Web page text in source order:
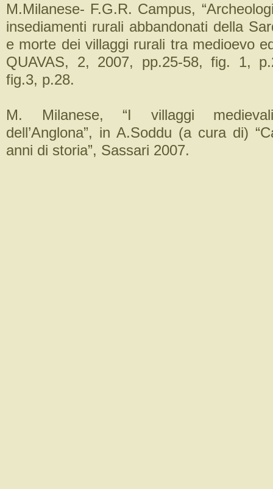
M.Milanese- F.G.R. Campus,
insediamenti rurali abbandonati della
e morte dei villaggi rurali tra medioevo
QUAVAS, 2, 2007, pp.25-58, fig. 1,
fig.3, p.28.
M. Milanese, “I villaggi
dell’Anglona”, in A.Soddu (a cura di)
anni di storia”, Sassari 2007.